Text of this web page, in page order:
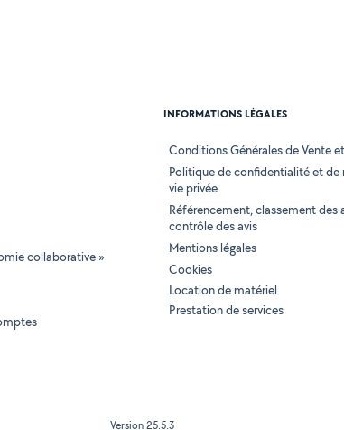
collaborative »
INFORMATIONS LÉGALES
Conditions Générales de Vente
Politique de confidentialité et de
vie privée
Référencement, classement des
contrôle des avis
Mentions légales
Cookies
Location de matériel
Prestation de services
Version 25.5.3